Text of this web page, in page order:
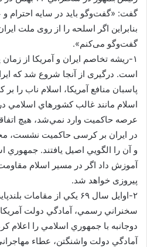
گفت: «گفت‌وگو باید در سایه احترام و
بنابراین اگر اسلحه را از روی ملت
گفت‌وگو می‌کنم».
۱-ریشه تخاصم ايران و آمريكا از
است. درگیری از آنجا شروع شد که
پاسبان منافع آمريكا، اسلام ناب را
اسلام مانند غالب كشورهاي اسلامي
عرصه حاكميت وارد نمي‌شد، هیچ
در ايران بر کرسی حاکمیت نشست،
و آن را الگويي اصيل يافتند. جمهوري
آموزش داد اگر در مسیر اسلام
پیروزی خواهد شد.
۲-اوايل سال ۶۹ يكي از
سخنراني رسمي، آمادگي دولت
دوجانبه با جمهوري اسلامي را اعلام
آمادگي دولت واشنگتن، عطاء